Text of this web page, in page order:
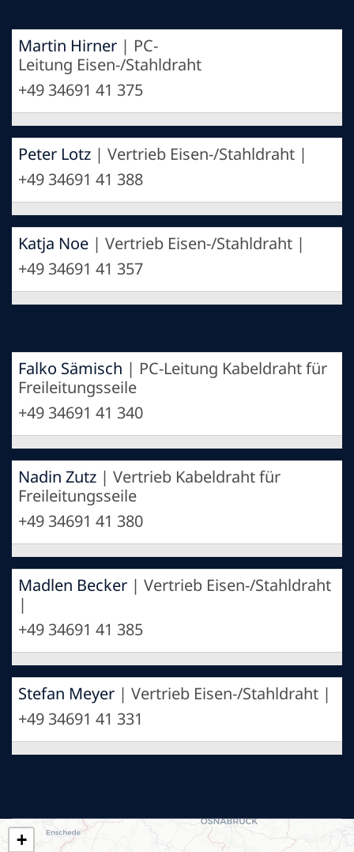
Martin Hirner | PC-
Leitung Eisen-/Stahldraht
+49 34691 41 375
Peter Lotz | Vertrieb Eisen-/Stahldraht |
+49 34691 41 388
Katja Noe | Vertrieb Eisen-/Stahldraht |
+49 34691 41 357
Falko Sämisch | PC-Leitung Kabeldraht für
Freileitungsseile
+49 34691 41 340
Nadin Zutz | Vertrieb Kabeldraht für
Freileitungsseile
+49 34691 41 380
Madlen Becker | Vertrieb Eisen-/Stahldraht
|
+49 34691 41 385
Stefan Meyer | Vertrieb Eisen-/Stahldraht |
+49 34691 41 331
+